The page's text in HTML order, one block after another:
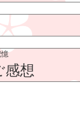
憶
感想